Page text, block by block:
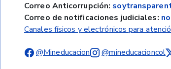
Correo Anticorrupción:
Correo de notificaciones judiciales:
Canales físicos y electrónicos para
@Mineducacion @mineducacioncol